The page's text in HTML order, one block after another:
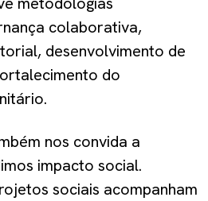
colaborativa,
desenvolvimento de
do
nos convida a
impacto social.
sociais acompanham